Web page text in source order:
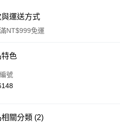
與運送方式
NT$999免運
方式
一次付款
特色
號
相關分類 (2)